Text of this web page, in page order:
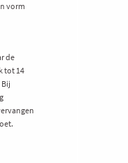
vorm
de
tot 14